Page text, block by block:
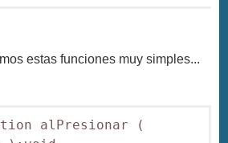
estas funciones muy simples...
alPresionar (